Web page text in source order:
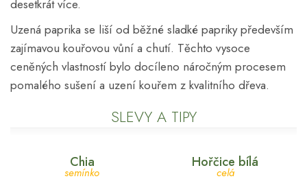
desetkrát více.
Uzená paprika se liší od běžné sladké papriky především
zajímavou kouřovou vůní a chutí. Těchto vysoce
ceněných vlastností bylo docíleno náročným procesem
pomalého sušení a uzení kouřem z kvalitního dřeva.
SLEVY A TIPY
Chia
semínko
Hořčice bílá
celá